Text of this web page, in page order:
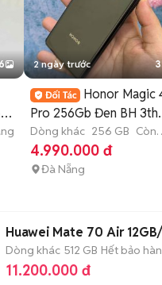
2 ngày trước 3
Honor Magic
Pro 256Gb Đen BH 3th
có trả góp
Dòng khác 256 GB Còn
bảo hành
4.990.000 đ
Đà Nẵng
Huawei Mate 70 Air
Dòng khác 512 GB Hết bảo
11.200.000 đ